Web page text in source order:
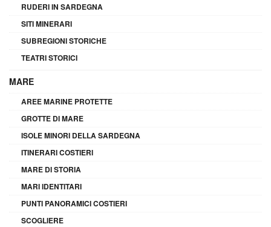
RUDERI IN SARDEGNA
SITI MINERARI
SUBREGIONI STORICHE
TEATRI STORICI
MARE
AREE MARINE PROTETTE
GROTTE DI MARE
ISOLE MINORI DELLA SARDEGNA
ITINERARI COSTIERI
MARE DI STORIA
MARI IDENTITARI
PUNTI PANORAMICI COSTIERI
SCOGLIERE